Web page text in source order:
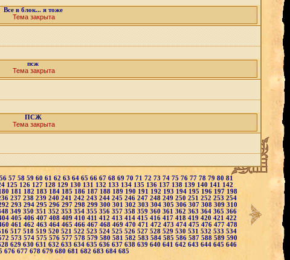
Все в блок... я тоже
Тема закрыта
псж
Тема закрыта
ПСЖ
Тема закрыта
56 57 58 59 6061 62 63 64 65 66 67 68 69 70 71 72 73 74 75 76 77 78 79 80 81
125 126 127 128 129 130 131 132 133 134 135 136 137 138 139 140 141
142
181 182 183 184 185 186 187 188 189 190 191 192 193 194 195 196 197 198
237 238 239 240 241 242 243 244 245 246 247 248 249 250 251 252 253 254
293 294 295 296 297 298 299 300 301 302 303 304 305 306 307 308 309 310
349 350 351 352 353 354 355 356 357 358 359 360 361 362 363 364 365 366
405 406 407 408 409 410 411 412 413 414 415 416 417 418 419 420 421 422
461 462 463 464 465 466 467 468 469 470 471 472 473 474 475 476 477 478
517 518 519 520 521 522 523 524 525 526 527 528 529 530 531 532 533 534
573 574 575 576 577 578 579 580 581 582 583 584 585 586 587 588 589 590
629 630 631 632 633 634 635 636 637 638 639 640 641 642 643 644 645 646
676 677 678 679 680 681 682 683 684 685